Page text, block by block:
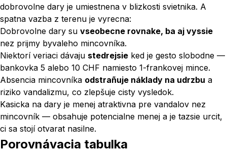
dobrovolne dary je umiestnena v blizkosti svietnika. A
spatna vazba z terenu je vyrecna:
Dobrovolne dary su vseobecne rovnake, ba aj vyssie
nez prijmy byvaleho mincovníka.
Niektorí veriaci dávaju stedrejsie ked je gesto slobodne —
bankovka 5 alebo 10 CHF namiesto 1-frankovej mince.
Absencia mincovníka odstrañuje náklady na udrzbu a
riziko vandalizmu, co zlepšuje cisty vysledok.
Kasicka na dary je menej atraktivna pre vandalov nez
mincovník — obsahuje potencialne menej a je tazsie urcit,
ci sa stojí otvarat nasilne.
Porovnávacia tabulka